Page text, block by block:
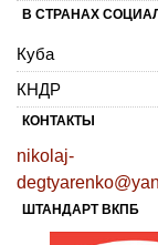
В СТРАНАХ
Куба
КНДР
КОНТАКТЫ
nikolaj-
ШТАНДАРТ ВКПБ